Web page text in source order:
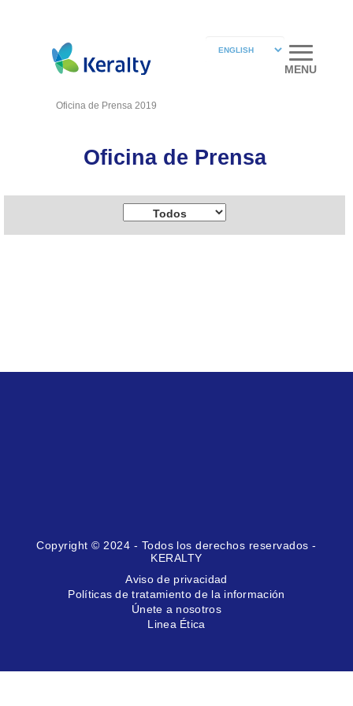
MENU
Oficina de Prensa 2019
Oficina de Prensa
Copyright © 2024 - Todos los derechos reservados -
KERALTY
Aviso de privacidad
Políticas de tratamiento de la información
Únete a nosotros
Linea Ética